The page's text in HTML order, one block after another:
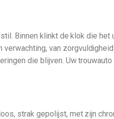
Binnen klinkt de klok die het
van
die blijven. Uw trouwauto
strak gepolijst, met zijn